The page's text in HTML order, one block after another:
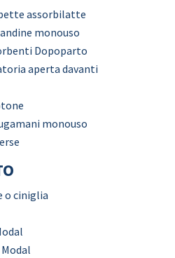
assorbilatte
monouso
Dopoparto
aperta davanti
monouso
o ciniglia